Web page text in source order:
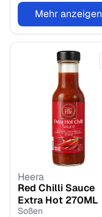
Mehr anzeigen
Heera
Red Chilli Sauce
Extra Hot 270ML
Soßen